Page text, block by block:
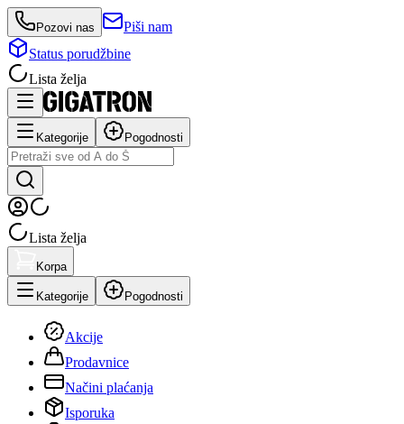
Pozovi nas
Piši nam
Status porudžbine
Lista želja
Kategorije Pogodnosti
Lista želja
Korpa
Kategorije Pogodnosti
Akcije
Prodavnice
Načini plaćanja
Isporuka